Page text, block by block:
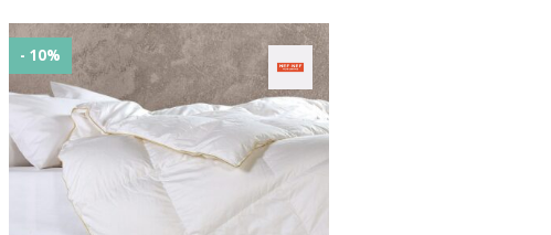
- 10%